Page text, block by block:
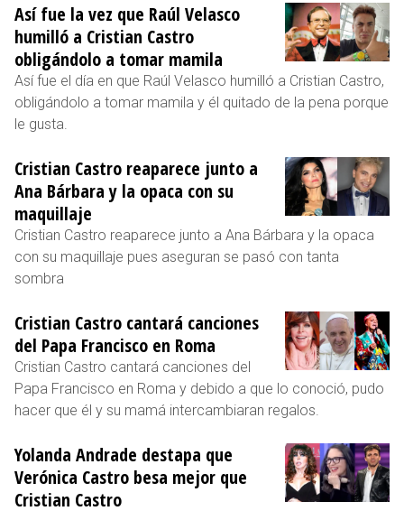
Así fue la vez que Raúl Velasco
humilló a Cristian Castro
obligándolo a tomar mamila
Así fue el día en que Raúl Velasco humilló a Cristian Castro,
obligándolo a tomar mamila y él quitado de la pena porque
le gusta.
Cristian Castro reaparece junto a
Ana Bárbara y la opaca con su
maquillaje
Cristian Castro reaparece junto a Ana Bárbara y la opaca
con su maquillaje pues aseguran se pasó con tanta
sombra
Cristian Castro cantará canciones
del Papa Francisco en Roma
Cristian Castro cantará canciones del
Papa Francisco en Roma y debido a que lo conoció, pudo
hacer que él y su mamá intercambiaran regalos.
Yolanda Andrade destapa que
Verónica Castro besa mejor que
Cristian Castro